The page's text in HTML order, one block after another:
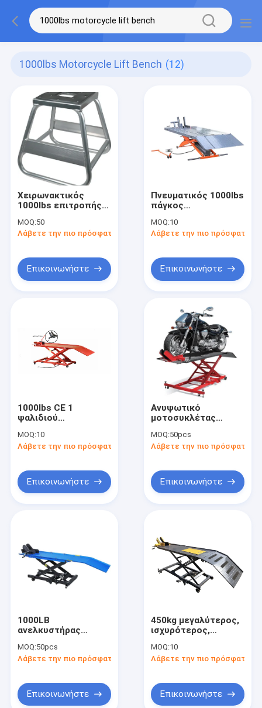
1000lbs Motorcycle Lift Bench (12)
Χειρωνακτικός
1000lbs επιτροπής
πάγκος
ανελκυστήρων
στάσεων
MOQ:50
Λάβετε την πιο πρόσφατη τιμή
Επικοινωνήστε
Πνευματικός 1000lbs
πάγκος
μοτοσικλετών CE
ψαλιδιού
MOQ:10
Λάβετε την πιο πρόσφατη
Επικοινωνήστε
1000lbs CE 1
ψαλιδιού
ανελκυστήρων
μοτοσικλετών
MOQ:10
Λάβετε την πιο πρόσφατη τιμή
Επικοινωνήστε
Ανυψωτικό
μοτοσυκλέτας
Χωρητικότητα
544kg, Διπλή
Αγώνες/
Τροποποίηση
MOQ:50pcs
Λάβετε την πιο πρόσφατη
Επικοινωνήστε
1000LB
ανελκυστήρας
Υδραυλικός-αέρας,
450kg χωρητικότητα
αγώνες
MOQ:50pcs
Λάβετε την πιο πρόσφατη τιμή
Επικοινωνήστε
450kg μεγαλύτερος,
ισχυρότερος,
υδραυλικός πίνακας
ανελκυστήρων
MOQ:10
Λάβετε την πιο πρόσφατη
Επικοινωνήστε